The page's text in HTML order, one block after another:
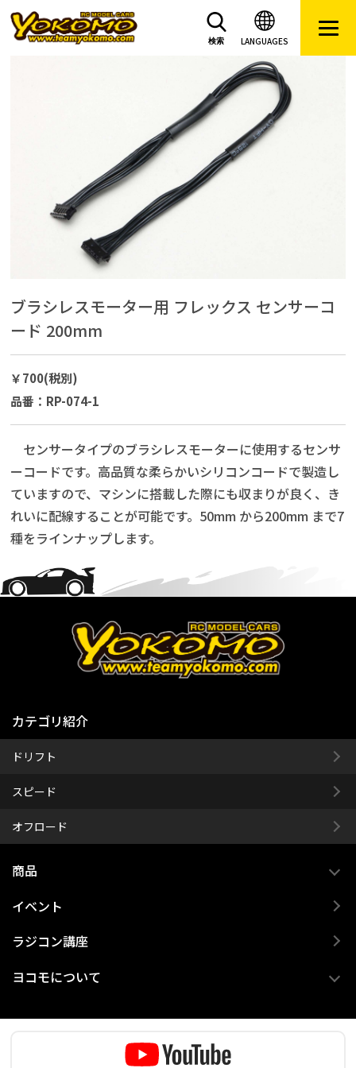
LANGUAGES
検索
ブラシレスモーター用 フレックス センサーコ
ード 200mm
￥700(税別)
品番：RP-074-1
センサータイプのブラシレスモーターに使用するセンサ
ーコードです。高品質な柔らかいシリコンコードで製造し
ていますので、マシンに搭載した際にも収まりが良く、き
れいに配線することが可能です。50mm から200mm まで7
種をラインナップします。
カテゴリ紹介
ドリフト
スピード
オフロード
商品
イベント
ラジコン講座
ヨコモについて